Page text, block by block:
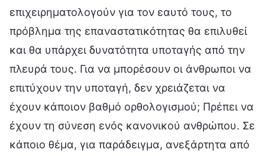
επιχειρηματολογούν για τον εαυτό τους, το
πρόβλημα της επαναστατικότητας θα επιλυθεί
και θα υπάρχει δυνατότητα υποταγής από την
πλευρά τους. Για να μπορέσουν οι άνθρωποι να
επιτύχουν την υποταγή, δεν χρειάζεται να
έχουν κάποιον βαθμό ορθολογισμού; Πρέπει να
έχουν τη σύνεση ενός κανονικού ανθρώπου. Σε
κάποιο θέμα, για παράδειγμα, ανεξάρτητα από